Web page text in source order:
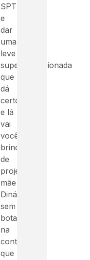
SPT
e
dar
uma
leve
superdimensionada
que
dá
certo”,
e lá
vai
você
brincar
de
projetista
mãe
Diná,
sem
botar
na
conta
que